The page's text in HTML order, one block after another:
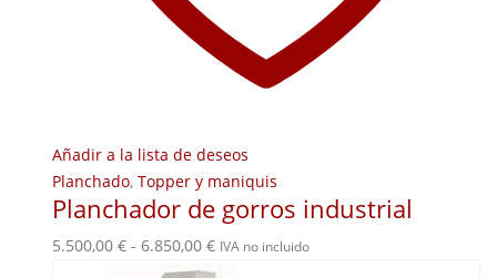
Añadir a la lista de deseos
Planchado, Topper y maniquis
Planchador de gorros industrial
5.500,00 € - 6.850,00 €Rango
de
IVA no incluido